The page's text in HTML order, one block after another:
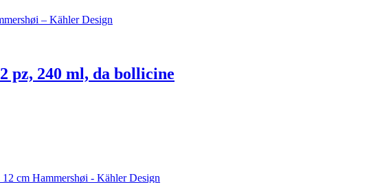
2 pz, 240 ml, da bollicine